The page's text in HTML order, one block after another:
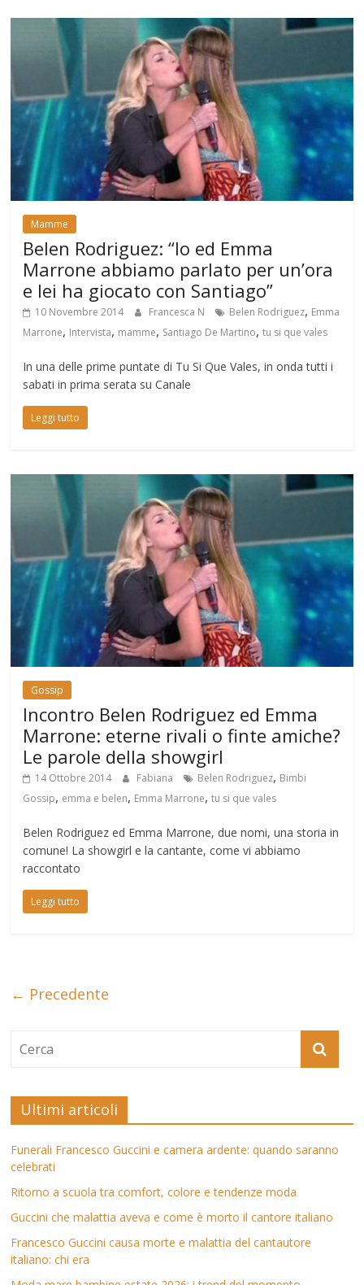
Mamme
Belen Rodriguez: “Io ed Emma
Marrone abbiamo parlato per un’ora
e lei ha giocato con Santiago”
10 Novembre 2014 Francesca N Belen Rodriguez, Emma
Marrone, Intervista, mamme, Santiago De Martino,tu si que vales
In una delle prime puntate di Tu Si Que Vales, in onda tutti i
sabati in prima serata su Canale
Leggi tutto
Gossip
Incontro Belen Rodriguez ed Emma
Marrone: eterne rivali o finte amiche?
Le parole della showgirl
14 Ottobre 2014 Fabiana Belen Rodriguez, Bimbi
Gossip, emma e belen, Emma Marrone,tu si que vales
Belen Rodriguez ed Emma Marrone, due nomi, una storia in
comune! La showgirl e la cantante, come vi abbiamo
raccontato
Leggi tutto
← Precedente
Ultimi articoli
Funerali Francesco Guccini e camera ardente: quando saranno
celebrati
Ritorno a scuola tra comfort, colore e tendenze moda
Guccini che malattia aveva e come è morto il cantore italiano
Francesco Guccini causa morte e malattia del cantautore
italiano: chi era